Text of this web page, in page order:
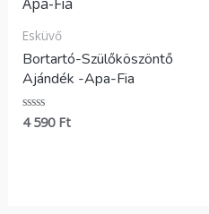
Esküvő
Bortartó-Szülőköszöntő
Ajándék -Apa-Fia
Értékelés:
4 590 Ft